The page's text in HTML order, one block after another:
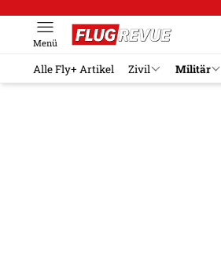
Menü
Alle Fly+ Artikel Zivil Militär